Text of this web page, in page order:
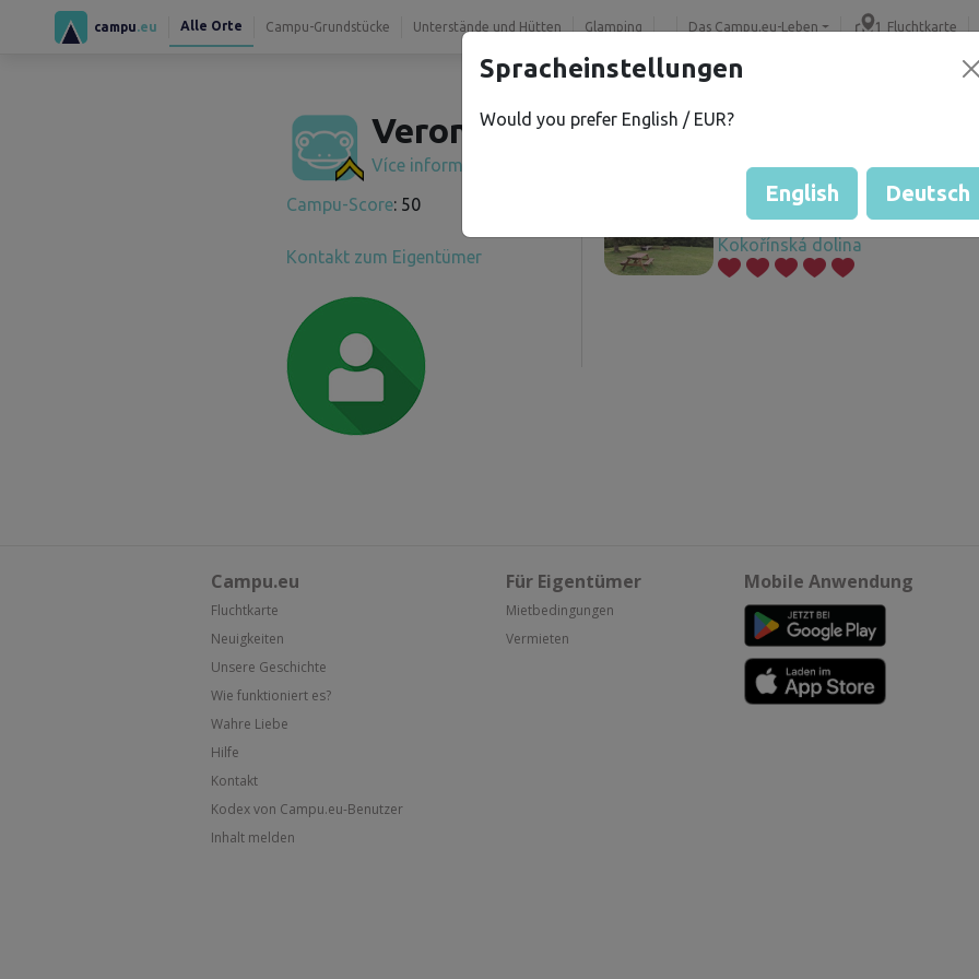
campu .eu Alle Orte Campu-Grundstücke Unterstände und Hütten Glamping Das Campu.eu-Leben Fluchtkarte
Veronika V.
Více informací
Campu-Score: 50
Kontakt zum Eigentümer
Lagerplatz in der Nähe der
Kokořínská dolina
Campu.eu
Fluchtkarte
Neuigkeiten
Unsere Geschichte
Wie funktioniert es?
Wahre Liebe
Hilfe
Kontakt
Kodex von Campu.eu-Benutzer
Inhalt melden
Für Eigentümer
Mietbedingungen
Vermieten
Mobile Anwendung
Spracheinstellungen
Would you prefer English / EUR?
English Deutsch